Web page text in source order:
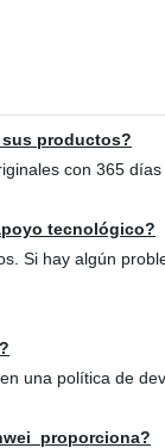
sus productos?
con 365
tecnológico?
Si hay algún
una política de
proporciona?